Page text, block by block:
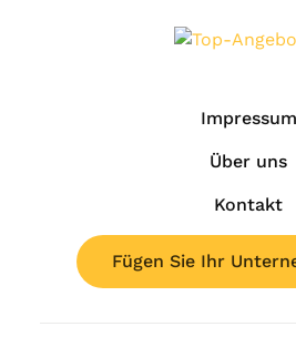
Impressum
Über uns
Kontakt
Fügen Sie Ihr